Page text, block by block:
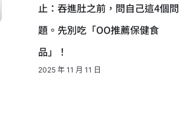
止：吞進肚之前，問自己這4個問
題。先別吃「OO推薦保健食
品」！
2025 年 11 月 11 日